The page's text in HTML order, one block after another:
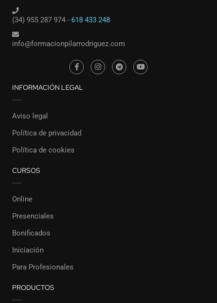
(34) 955 287 974 - 618 433 248
info@formacionpilarrodriguez.com
INFORMACIÓN LEGAL
Aviso legal
Política de privacidad
Política de cookies
CURSOS
Online
Presenciales
Bonificados
Iniciación
Para Profesionales
PRODUCTOS